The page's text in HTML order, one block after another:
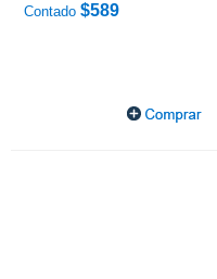
Contado $589